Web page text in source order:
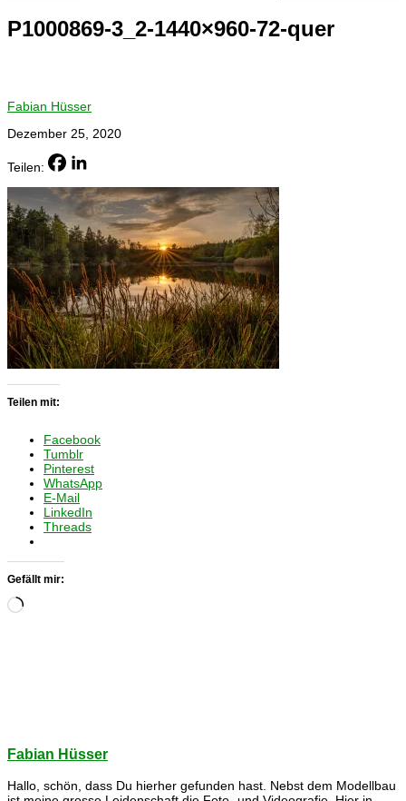
P1000869-3_2-1440×960-72-quer
Fabian Hüsser
Dezember 25, 2020
Teilen:
Teilen mit:
Facebook
Tumblr
Pinterest
WhatsApp
E-Mail
LinkedIn
Threads
Gefällt mir:
Wird
Fabian Hüsser
Hallo, schön, dass Du hierher gefunden hast. Nebst dem Modellbau